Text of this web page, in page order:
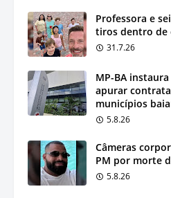
Professora e
tiros dentro de
31.7.26
MP-BA
apurar
municípios
5.8.26
Câmeras
PM por morte
5.8.26